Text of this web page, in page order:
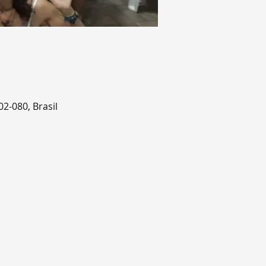
080, Brasil